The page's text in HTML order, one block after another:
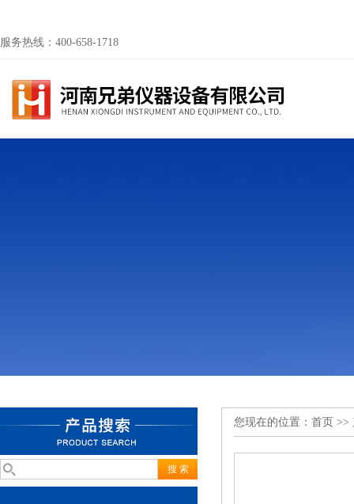
服务热线：400-658-1718
您现在的位置： 首页 >>